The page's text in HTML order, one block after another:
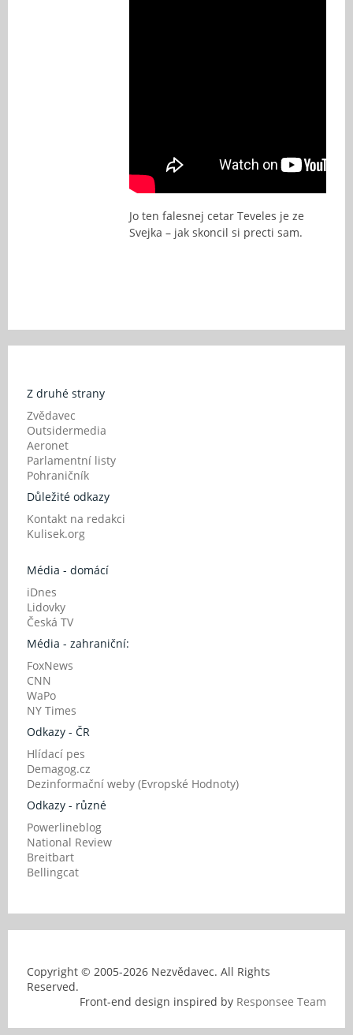
Jo ten falesnej cetar Teveles je ze
Svejka – jak skoncil si precti sam.
Z druhé strany
Zvědavec
Outsidermedia
Aeronet
Parlamentní listy
Pohraničník
Důležité odkazy
Kontakt na redakci
Kulisek.org
Média - domácí
iDnes
Lidovky
Česká TV
Média - zahraniční:
FoxNews
CNN
WaPo
NY Times
Odkazy - ČR
Hlídací pes
Demagog.cz
Dezinformační weby (Evropské Hodnoty)
Odkazy - různé
Powerlineblog
National Review
Breitbart
Bellingcat
Copyright © 2005-2026 Nezvědavec. All Rights
Reserved.
Front-end design inspired by Responsee Team